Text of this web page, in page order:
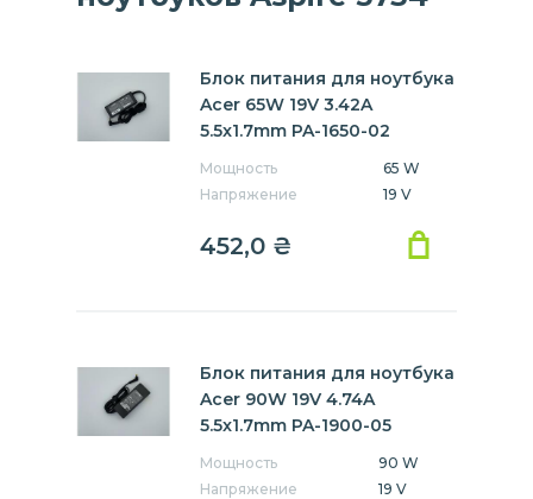
Блок питания для ноутбука
Acer 65W 19V 3.42A
5.5x1.7mm PA-1650-02
Мощность
65 W
Напряжение
19 V
452,0 ₴
Блок питания для ноутбука
Acer 90W 19V 4.74A
5.5x1.7mm PA-1900-05
Мощность
90 W
Напряжение
19 V